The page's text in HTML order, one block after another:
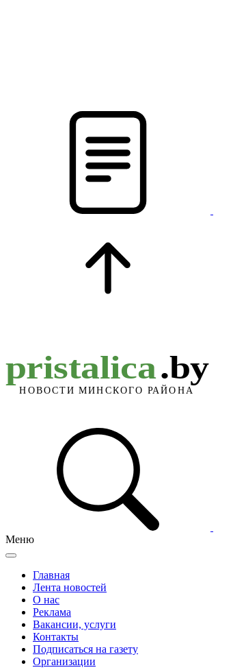
Меню
Главная
Лента новостей
О нас
Реклама
Вакансии, услуги
Контакты
Подписаться на газету
Организации